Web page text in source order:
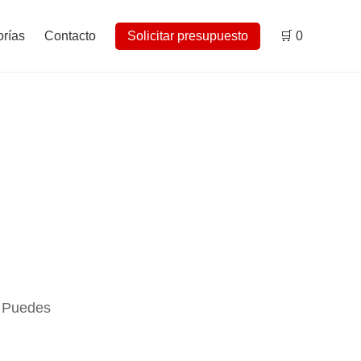
Contacto Solicitar presupuesto 🛒 0